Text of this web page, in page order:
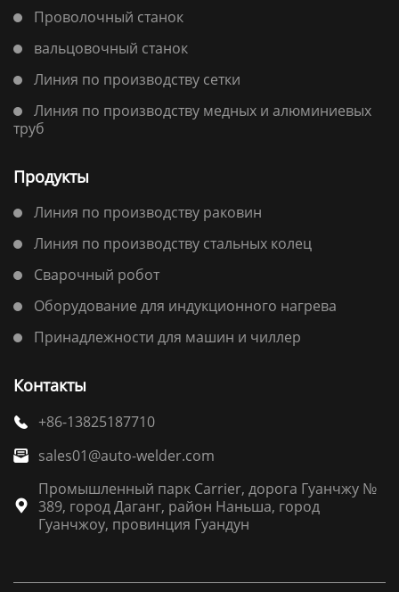
Проволочный станок
вальцовочный станок
Линия по производству сетки
Линия по производству медных и алюминиевых
труб
Продукты
Линия по производству раковин
Линия по производству стальных колец
Сварочный робот
Оборудование для индукционного нагрева
Принадлежности для машин и чиллер
Контакты
 +86-13825187710
 sales01@auto-welder.com

Промышленный парк Carrier, дорога Гуанчжу №
389, город Даганг, район Наньша, город
Гуанчжоу, провинция Гуандун